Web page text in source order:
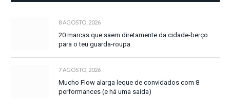
8 AGOSTO, 2026
20 marcas que saem diretamente da cidade-berço
para o teu guarda-roupa
7 AGOSTO, 2026
Mucho Flow alarga leque de convidados com 8
performances (e há uma saída)